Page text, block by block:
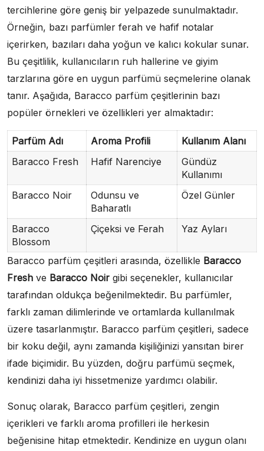
tercihlerine göre geniş bir yelpazede sunulmaktadır.
Örneğin, bazı parfümler ferah ve hafif notalar
içerirken, bazıları daha yoğun ve kalıcı kokular sunar.
Bu çeşitlilik, kullanıcıların ruh hallerine ve giyim
tarzlarına göre en uygun parfümü seçmelerine olanak
tanır. Aşağıda, Baracco parfüm çeşitlerinin bazı
popüler örnekleri ve özellikleri yer almaktadır:
Parfüm Adı Aroma Profili
Kullanım Alanı
Baracco Fresh
Hafif Narenciye
Gündüz
Kullanımı
Baracco Noir
Odunsu ve
Baharatlı
Özel Günler
Baracco
Blossom
Çiçeksi ve Ferah Yaz Ayları
Baracco parfüm çeşitleri arasında, özellikle Baracco
Fresh ve Baracco Noir gibi seçenekler, kullanıcılar
tarafından oldukça beğenilmektedir. Bu parfümler,
farklı zaman dilimlerinde ve ortamlarda kullanılmak
üzere tasarlanmıştır. Baracco parfüm çeşitleri, sadece
bir koku değil, aynı zamanda kişiliğinizi yansıtan birer
ifade biçimidir. Bu yüzden, doğru parfümü seçmek,
kendinizi daha iyi hissetmenize yardımcı olabilir.
Sonuç olarak, Baracco parfüm çeşitleri, zengin
içerikleri ve farklı aroma profilleri ile herkesin
beğenisine hitap etmektedir. Kendinize en uygun olanı